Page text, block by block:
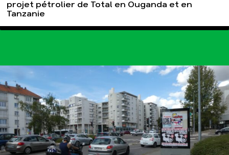
projet pétrolier de Total en Ouganda et en
Tanzanie